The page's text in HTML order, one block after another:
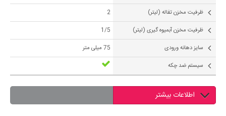
ظرفیت مخزن تفاله (لیتر)
2
ظرفیت مخزن آبمیوه گیری (لیتر)
1/5
سایز دهانه ورودی
75 میلی متر
سیستم ضد چکه
اطلاعات بیشتر